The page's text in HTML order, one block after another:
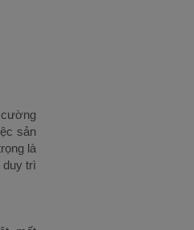
cường
sản
là
trì